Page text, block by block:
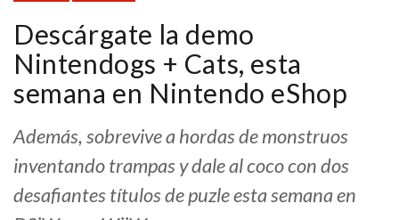
Descárgate la demo
Nintendogs + Cats, esta
semana en Nintendo eShop
Además, sobrevive a hordas de monstruos
inventando trampas y dale al coco con dos
desafiantes títulos de puzle esta semana en